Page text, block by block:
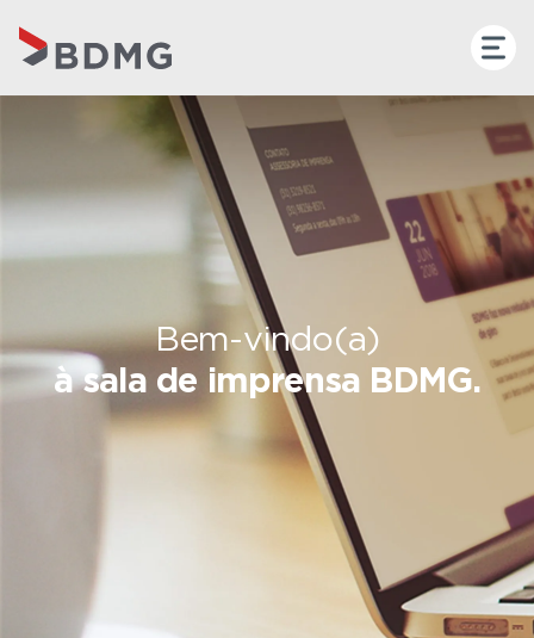
Bem-vindo(a)
à sala de imprensa BDMG.